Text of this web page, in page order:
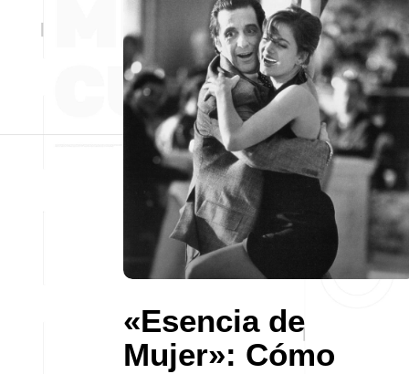
«Esencia de
Mujer»: Cómo